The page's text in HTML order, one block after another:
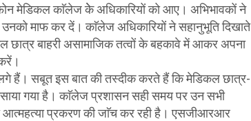
मेडिकल काॅलेज केे अधिकारियों को आए। अभिभावकों ने
माफ कर दें। काॅलेज अधिकारियों ने सहानुभूति दिखाते
छात्र बाहरी असामाजिक तत्वों के बहकावे में आकर अपना
सबूत इस बात की तस्दीक करते हैं कि मेडिकल छात्र-
गया है। काॅलेज प्रशासन सही समय पर उन सभी
आत्महत्या प्रकरण की जाॅच कर रही है। एसजीआरआर